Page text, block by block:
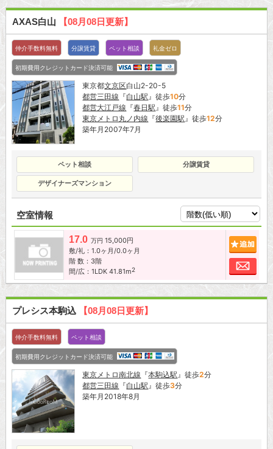
AXAS白山 【08月08日更新】
仲介手数料無料 分譲賃貸 ペット相談 礼金ゼロ
初期費用クレジットカード決済可能
東京都文京区白山2-20-5
都営三田線 『白山駅』徒歩10分
都営大江戸線 『春日駅』徒歩11分
東京メトロ丸ノ内線 『後楽園駅』徒歩12分
築年月2007年7月
ペット相談 分譲賃貸
デザイナーズマンション
空室情報
17.0 万円 15,000円
敷/礼：1.0ヶ月/0.0ヶ月
階 数：3階
間/広：1LDK 41.81m2
お
プレシス本駒込 【08月08日更新】
仲介手数料無料 ペット相談
初期費用クレジットカード決済可能
東京メトロ南北線 『本駒込駅 』徒歩2分
都営三田線 『白山駅 』徒歩3分
築年月2018年8月